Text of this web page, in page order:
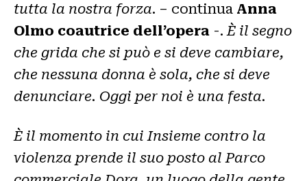
tutta la nostra forza. – continua Anna
Olmo coautrice dell’opera -.È il segno
che grida che si può e si deve cambiare,
che nessuna donna è sola, che si deve
denunciare. Oggi per noi è una festa.
È il momento in cui Insieme contro la
violenza prende il suo posto al Parco